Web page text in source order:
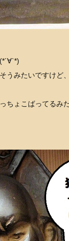
うみたいですけど
ちょこばってるみ